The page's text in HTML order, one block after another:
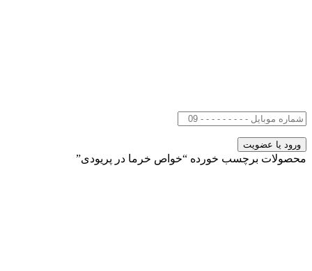
محصولات برچسب خورده “خواص خرما در پریودی”